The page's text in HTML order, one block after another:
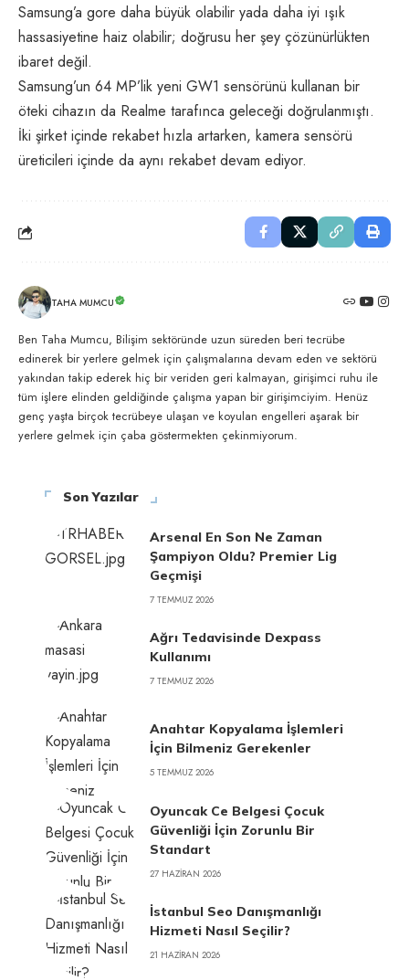
Samsung’a gore daha büyük olabilir yada daha iyi ışık
hassasiyetine haiz olabilir; doğrusu her şey çözünürlükten
ibaret değil.
Samsung’un 64 MP’lik yeni GW1 sensörünü kullanan bir
öteki cihazın da Realme tarafınca geleceği doğrulanmıştı.
İki şirket içinde rekabet hızla artarken, kamera sensörü
üreticileri içinde da aynı rekabet devam ediyor.
TAHA MUMCU
Ben Taha Mumcu, Bilişim sektöründe uzun süreden beri tecrübe
edinerek bir yerlere gelmek için çalışmalarına devam eden ve sektörü
yakından takip ederek hiç bir veriden geri kalmayan, girişimci ruhu ile
tüm işlere elinden geldiğinde çalışma yapan bir girişimciyim. Henüz
genç yaşta birçok tecrübeye ulaşan ve koyulan engelleri aşarak bir
yerlere gelmek için çaba göstermekten çekinmiyorum.
Son Yazılar
Arsenal En Son Ne Zaman
Şampiyon Oldu? Premier Lig
Geçmişi
7 TEMMUZ 2026
Ağrı Tedavisinde Dexpass
Kullanımı
7 TEMMUZ 2026
Anahtar Kopyalama İşlemleri
İçin Bilmeniz Gerekenler
5 TEMMUZ 2026
Oyuncak Ce Belgesi Çocuk
Güvenliği İçin Zorunlu Bir
Standart
27 HAZIRAN 2026
İstanbul Seo Danışmanlığı
Hizmeti Nasıl Seçilir?
21 HAZIRAN 2026